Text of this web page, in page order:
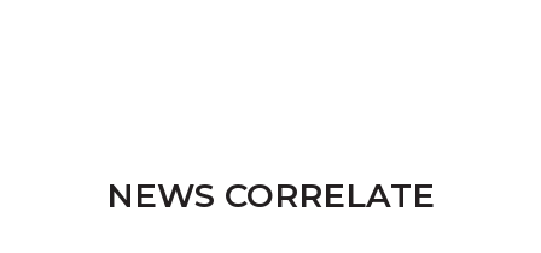
NEWS CORRELATE